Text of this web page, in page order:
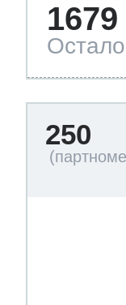
1679
250